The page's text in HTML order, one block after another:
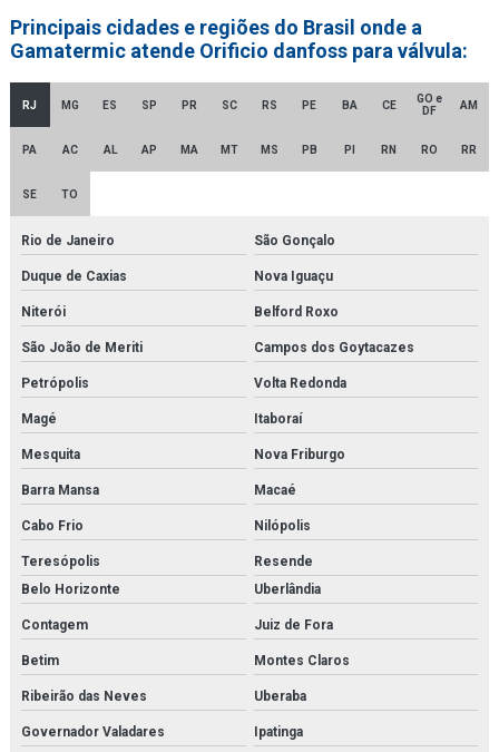
Empresa distribuidora de filtro hidráulico racor
Empresa distribuidora de secador de ar comprimido por adsorção
Empresa revendedora de filtro hidráulico racor
Empresa de secador de ar comprimido
Empresa de secador de ar comprimido por adsorção
Empresa de secador de ar comprimido por refrigeração
Fabricantes de gerador de nitrogênio
Fbo 60329
Filter element parker
Filtro de cartucho
Filtro de cartucho orçamento
Filtro coalescente domnick hunter
Filtro coalescente orçamento
Filtro de contaminantes orçamento
Principais cidades e regiões do Brasil onde a
Gamatermic atende Orificio danfoss para válvula:
RJ MG ES SP PR SC RS PE BA CE
GO e
DF
AM
PA AC AL AP MA MT MS PB PI RN RO RR
SE TO
Rio de Janeiro São Gonçalo
Duque de Caxias Nova Iguaçu
Niterói Belford Roxo
São João de Meriti Campos dos Goytacazes
Petrópolis Volta Redonda
Magé Itaboraí
Mesquita Nova Friburgo
Barra Mansa Macaé
Cabo Frio Nilópolis
Teresópolis
Resende
Belo Horizonte
Uberlândia
Contagem Juiz de Fora
Betim Montes Claros
Ribeirão das Neves Uberaba
Governador Valadares Ipatinga